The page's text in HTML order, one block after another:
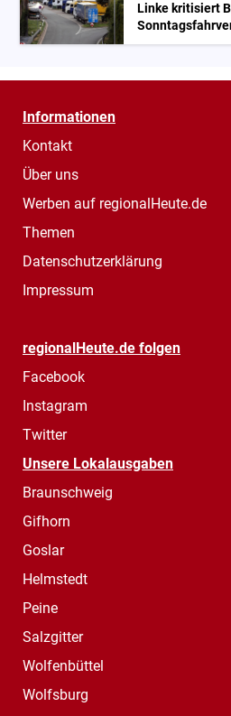
Linke kritisiert
Informationen
Kontakt
Über uns
Werben auf regionalHeute.de
Themen
Datenschutzerklärung
Impressum
regionalHeute.de folgen
Facebook
Instagram
Twitter
Unsere Lokalausgaben
Braunschweig
Gifhorn
Goslar
Helmstedt
Peine
Salzgitter
Wolfenbüttel
Wolfsburg